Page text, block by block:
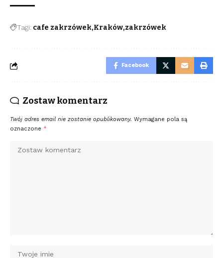
Tagi: cafe zakrzówek Kraków zakrzówek
Facebook
Zostaw komentarz
Twój adres email nie zostanie opublikowany. Wymagane pola są
oznaczone *